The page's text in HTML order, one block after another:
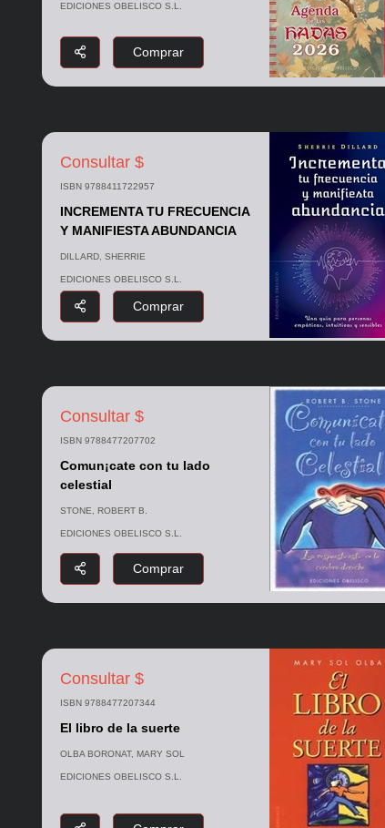
EDICIONES OBELISCO S.L.
Comprar
Consultar $
ISBN 9788411722957
INCREMENTA TU FRECUENCIA
Y MANIFIESTA ABUNDANCIA
DILLARD, SHERRIE
EDICIONES OBELISCO S.L.
Comprar
Consultar $
ISBN 9788477207702
Comun¡cate con tu lado
celestial
STONE, ROBERT B.
EDICIONES OBELISCO S.L.
Comprar
Consultar $
ISBN 9788477207344
El libro de la suerte
OLBA BORONAT, MARY SOL
EDICIONES OBELISCO S.L.